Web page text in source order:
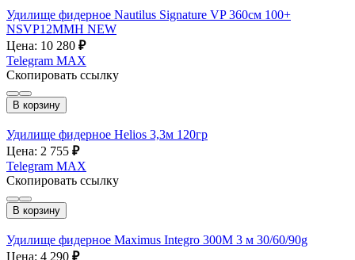
Удилище фидерное Nautilus Signature VP 360см 100+
NSVP12MMH NEW
Цена: 10 280 ₽
Telegram MAX
Скопировать ссылку
В корзину
Удилище фидерное Helios 3,3м 120гр
Цена: 2 755 ₽
Telegram MAX
Скопировать ссылку
В корзину
Удилище фидерное Maximus Integro 300M 3 м 30/60/90g
Цена: 4 290 ₽